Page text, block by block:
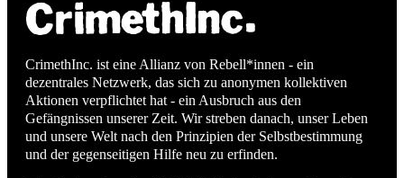
CrimethInc. ist eine Allianz von Rebell*innen - ein
dezentrales Netzwerk, das sich zu anonymen kollektiven
Aktionen verpflichtet hat - ein Ausbruch aus den
Gefängnissen unserer Zeit. Wir streben danach, unser Leben
und unsere Welt nach den Prinzipien der Selbstbestimmung
und der gegenseitigen Hilfe neu zu erfinden.